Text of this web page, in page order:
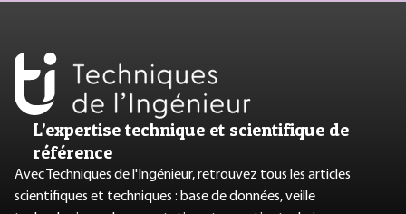
L’expertise technique et scientifique de
référence
Avec Techniques de l'Ingénieur, retrouvez tous les articles
scientifiques et techniques : base de données, veille